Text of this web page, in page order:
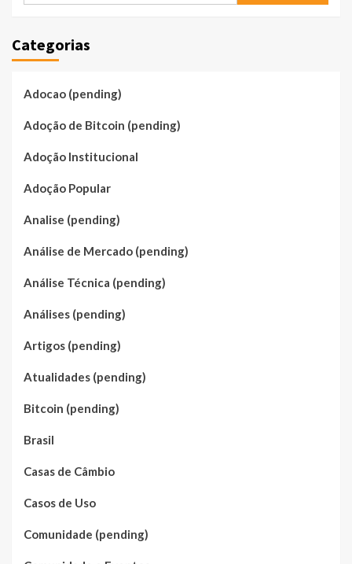
Categorias
Adocao (pending)
Adoção de Bitcoin (pending)
Adoção Institucional
Adoção Popular
Analise (pending)
Análise de Mercado (pending)
Análise Técnica (pending)
Análises (pending)
Artigos (pending)
Atualidades (pending)
Bitcoin (pending)
Brasil
Casas de Câmbio
Casos de Uso
Comunidade (pending)